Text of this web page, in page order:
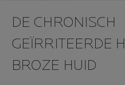
DE CHRONISCH
GEÏRRITEERDE
BROZE HUID